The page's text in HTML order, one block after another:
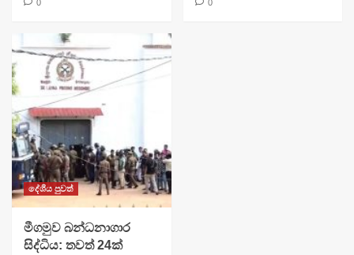
0 0
දේශීය පුවත්
මීගමුව බන්ධනාගාර
සිද්ධිය: තවත් 24ක්